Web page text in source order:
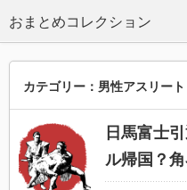
カテゴリー：男性アスリート
日馬富士
ル帰国？